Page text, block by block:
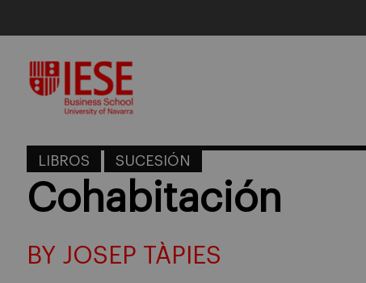
content
LIBROS SUCESIÓN
Cohabitación
BY JOSEP TÀPIES